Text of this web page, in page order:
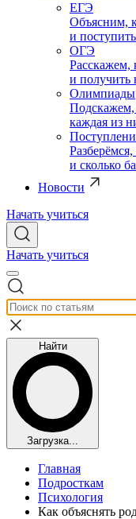
ЕГЭ
Объясним,
и
ОГЭ
Расскажем,
и
Олимпиады
Подскажем,
каждая из
и сколько
Новости
Начать учиться
Начать учиться
Найти
Загрузка...
Главная
Подросткам
Психология
Как объяснять